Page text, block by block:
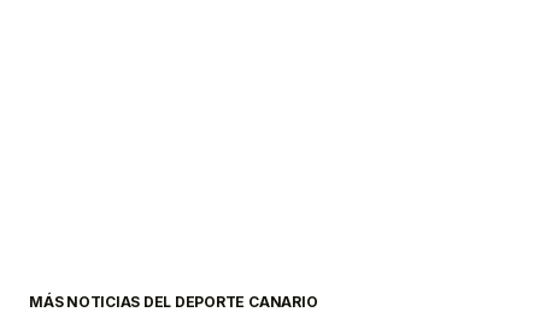
MÁS NOTICIAS DEL DEPORTE CANARIO